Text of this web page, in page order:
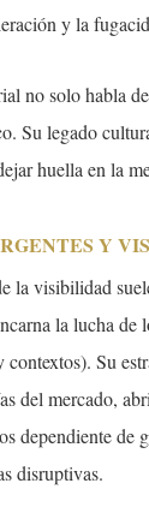
y la
no solo habla
Su legado
huella en la
Y
la visibilidad
la lucha de
Su
del mercado,
dependiente de
disruptivas.